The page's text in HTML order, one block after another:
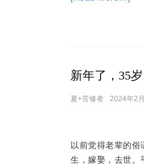
新年了，35
夏+苦修者 2024年2
以前觉得老辈的
生，嫁娶，去世。